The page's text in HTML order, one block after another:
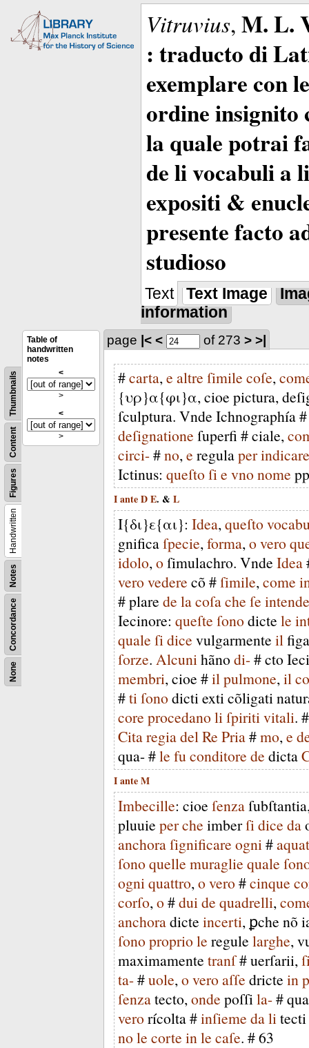
Vitruvius, M. L.
: traducto di
exemplare con
ordine insignito
la quale potrai
de li vocabuli a
expositi &
presente facto
studioso
Text Text Image
information
None
Concordance
Notes
Handwritten
Figures
Content
Thumbnails
Table of
handwritten
notes
<
>
<
>
page |< < of 273 > >|
#carta,e altre ſimile coſe,
{υρ}α{φι}α,cioe pictura,
ſculptura. Vnde Ichnographía
deſignatione ſuperfi #ciale,
circi-#no,e regulaperindicare
Ictinus: queſtoſie vnonome
IanteDE. & L
Ι{δι}ε{αι}: Idea,queſto
gnificaſpecie,forma,overo
idolo,oſimulachro. Vnde Idea
verovedere cõ#ſimile,come
#plare de lacoſache ſe intende
Iecinore: queſte ſonodicte le
quale ſidice vulgarmente il
ſorze. Alcunihãnodi-#cto
membri,cioe #ilpulmone,il
#tiſonodictiexticõligati
core procedanoliſpiritivitali.
CitaregiadelRe Pria#mo,e
qua-#le fuconditore de dicta
IanteM
Imbecille: cioe ſenzaſubſtantia
pluuie perche imberſidice da
anchoraſignificare ogni#
ſonoquelle muraglie quale
ogniquattro,overo#cinque
corſo,o#duide quadrelli,
anchoradicte incerti, ꝑche nõ
ſonopropriole regule larghe,
maximamente tranſ#uerſarii,
ta-#uole,overoaſſe dricte in
ſenzatecto,onde poſſila-#qua
verorícolta#inſieme dalitecti
nole corte inle caſe. #63